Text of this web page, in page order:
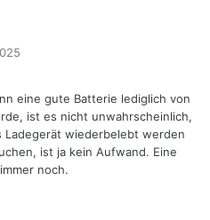
eine gute Batterie lediglich von
ist es nicht unwahrscheinlich,
wiederbelebt werden
ist ja kein Aufwand. Eine
noch.